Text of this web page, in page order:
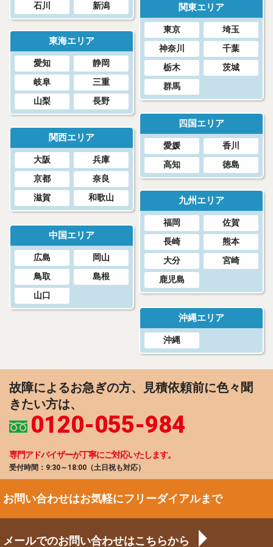
関東エリア
東京
埼玉
神奈川
千葉
栃木
茨城
群馬
関西エリア
大阪
兵庫
京都
奈良
滋賀
和歌山
東海エリア
愛知
静岡
岐阜
三重
山梨
長野
石川
新潟
四国エリア
愛媛
香川
高知
徳島
中国エリア
広島
岡山
鳥取
島根
山口
九州エリア
福岡
佐賀
長崎
熊本
大分
宮崎
鹿児島
沖縄エリア
沖縄
故障によるお急ぎの方、見積依頼前に色々聞
きたい方は、
0120-055-984
専門アドバイザーが丁寧にご対応いたします。
受付時間：9:30～18:00（土日祝も対応）
お問い合わせはお気軽にフリーダイアルまで
メールでのお問い合わせはこちらから